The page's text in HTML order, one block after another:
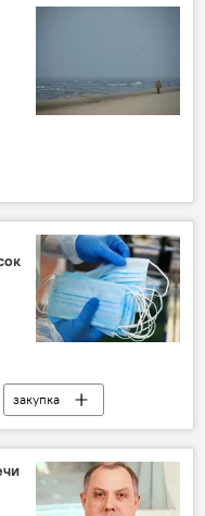
техника
России
закупка